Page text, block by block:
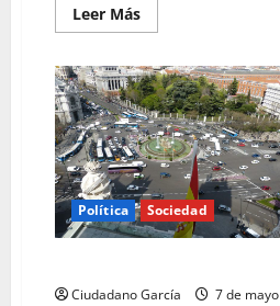
Leer MásLeer
más
TODO
COMENZÓ
CON
LOS
PARQUÍMETROS
Política Sociedad
Ciudadano García
7 de mayo